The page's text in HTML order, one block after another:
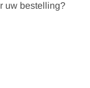
uw bestelling?